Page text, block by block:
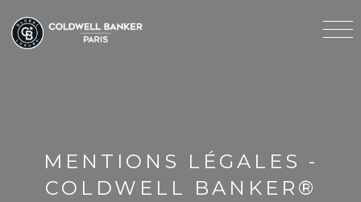
MENTIONS LÉGALES -
COLDWELL BANKER®